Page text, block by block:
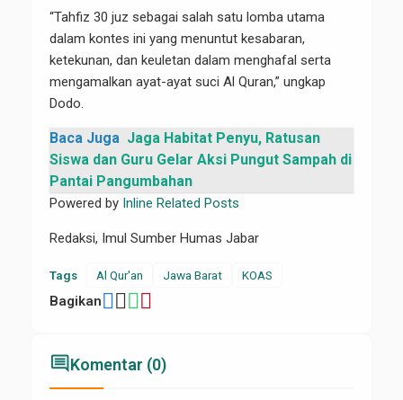
“Tahfiz 30 juz sebagai salah satu lomba utama
dalam kontes ini yang menuntut kesabaran,
ketekunan, dan keuletan dalam menghafal serta
mengamalkan ayat-ayat suci Al Quran,” ungkap
Dodo.
Baca Juga Jaga Habitat Penyu, Ratusan
Siswa dan Guru Gelar Aksi Pungut Sampah di
Pantai Pangumbahan
Powered by Inline Related Posts
Redaksi, Imul Sumber Humas Jabar
Tags Al Qur'an Jawa Barat KOAS
Bagikan
commentKomentar (0)